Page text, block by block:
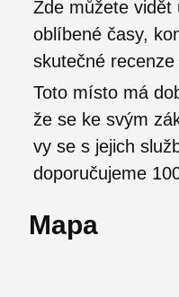
Zde můžete
oblíbené časy,
skutečné recenze
Toto místo má
že se ke svým
vy se s jejich
doporučujeme
Mapa